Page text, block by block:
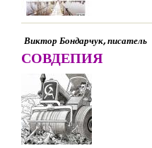
Виктор Бондарчук, писатель
СОВДЕПИЯ